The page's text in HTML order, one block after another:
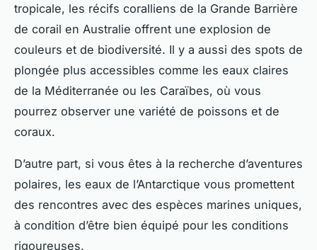
tropicale, les récifs coralliens de la Grande Barrière
de corail en Australie offrent une explosion de
couleurs et de biodiversité. Il y a aussi des spots de
plongée plus accessibles comme les eaux claires
de la Méditerranée ou les Caraïbes, où vous
pourrez observer une variété de poissons et de
coraux.
D’autre part, si vous êtes à la recherche d’aventures
polaires, les eaux de l’Antarctique vous promettent
des rencontres avec des espèces marines uniques,
à condition d’être bien équipé pour les conditions
rigoureuses.